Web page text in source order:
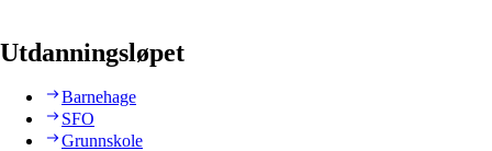
Utdanningsløpet
Barnehage
SFO
Grunnskole